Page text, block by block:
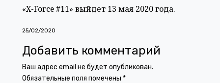
«X-Force #11» выйдет 13 мая 2020 года.
25/02/2020
Добавить комментарий
Ваш адрес email не будет опубликован.
Обязательные поля помечены *